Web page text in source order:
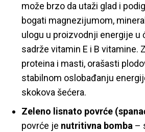
može brzo da utaži glad i
bogati magnezijumom,
ulogu u proizvodnji energije u
sadrže vitamin E i B vitamine.
proteina i masti, orašasti
stabilnom oslobađanju
skokova šećera.
Zeleno lisnato povrće
povrće je nutritivna bomba –